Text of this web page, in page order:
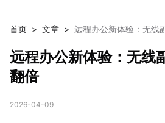
首页 > 文章 > 远程办公新体验：无线
远程办公新体验：无线
翻倍
2026-04-09